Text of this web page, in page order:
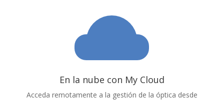
En la nube con My Cloud
Acceda remotamente a la gestión de la óptica desde